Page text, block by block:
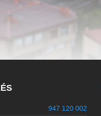
947 120 002